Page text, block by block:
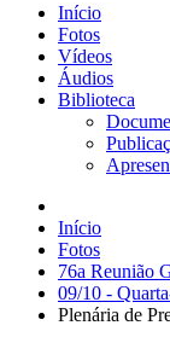
Início
Fotos
Vídeos
Áudios
Biblioteca
Início
Fotos
76a Reunião
09/10 -
Plenária de